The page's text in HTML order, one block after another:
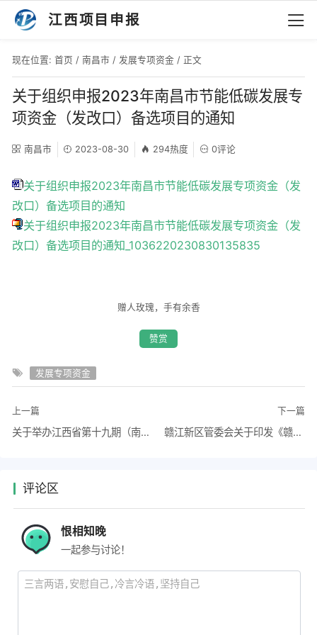
江西项目申报
现在位置: 首页 / 南昌市 / 发展专项资金 / 正文
关于组织申报2023年南昌市节能低碳发展专
项资金（发改口）备选项目的通知
南昌市 2023-08-30 294热度 0评论
关于组织申报2023年南昌市节能低碳发展专项资金（发
改口）备选项目的通知
关于组织申报2023年南昌市节能低碳发展专项资金（发
改口）备选项目的通知_1036220230830135835
赠人玫瑰，手有余香
赞赏
发展专项资金
上一篇
关于举办江西省第十九期（南昌）初级技术经纪人培训班的通知
下一篇
赣江新区管委会关于印发《赣江新区直管区财园信贷通贷款实施细则》的通知
评论区
恨相知晚
一起参与讨论！